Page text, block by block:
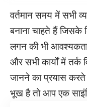
वर्तमान समय में सभी
बनाना चाहते हैं
लगन की भी आवश्यकता
और सभी कार्यों में
जानने का प्रयास
भूख है तो आप एक